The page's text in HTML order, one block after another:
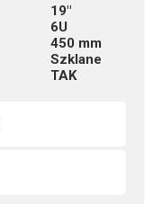
19"
6U
450 mm
Szklane
TAK